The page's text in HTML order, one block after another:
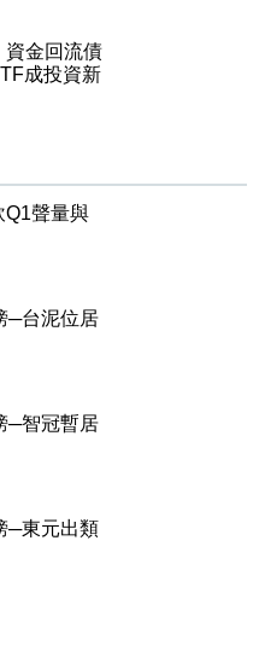
資金回流債
成投資新
Q1聲量與
─台泥位居
─智冠暫居
─東元出類